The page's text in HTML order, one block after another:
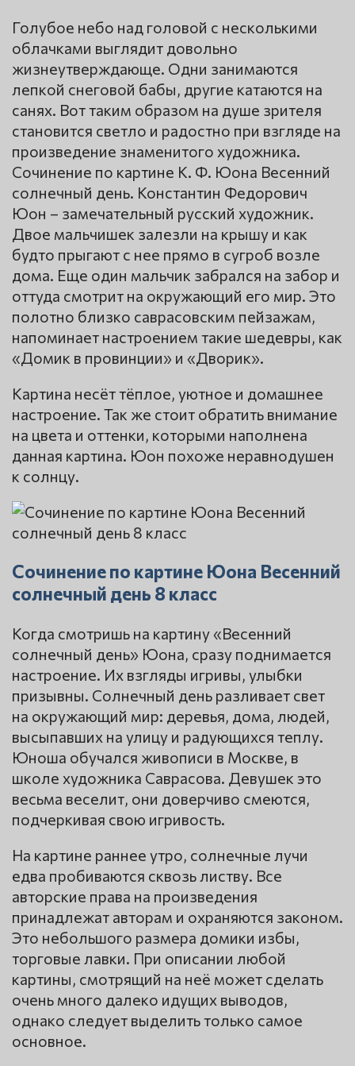
Голубое небо над головой с несколькими
облачками выглядит довольно
жизнеутверждающе. Одни занимаются
лепкой снеговой бабы, другие катаются на
санях. Вот таким образом на душе зрителя
становится светло и радостно при взгляде на
произведение знаменитого художника.
Сочинение по картине К. Ф. Юона Весенний
солнечный день. Константин Федорович
Юон – замечательный русский художник.
Двое мальчишек залезли на крышу и как
будто прыгают с нее прямо в сугроб возле
дома. Еще один мальчик забрался на забор и
оттуда смотрит на окружающий его мир. Это
полотно близко саврасовским пейзажам,
напоминает настроением такие шедевры, как
«Домик в провинции» и «Дворик».
Картина несёт тёплое, уютное и домашнее
настроение. Так же стоит обратить внимание
на цвета и оттенки, которыми наполнена
данная картина. Юон похоже неравнодушен
к солнцу.
Сочинение по картине Юона Весенний
солнечный день 8 класс
Когда смотришь на картину «Весенний
солнечный день» Юона, сразу поднимается
настроение. Их взгляды игривы, улыбки
призывны. Солнечный день разливает свет
на окружающий мир: деревья, дома, людей,
высыпавших на улицу и радующихся теплу.
Юноша обучался живописи в Москве, в
школе художника Саврасова. Девушек это
весьма веселит, они доверчиво смеются,
подчеркивая свою игривость.
На картине раннее утро, солнечные лучи
едва пробиваются сквозь листву. Все
авторские права на произведения
принадлежат авторам и охраняются законом.
Это небольшого размера домики избы,
торговые лавки. При описании любой
картины, смотрящий на неё может сделать
очень много далеко идущих выводов,
однако следует выделить только самое
основное.